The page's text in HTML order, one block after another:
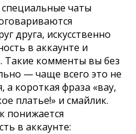
чаты
друга, искусственно
в аккаунте и
Такие комменты вы без
— чаще всего это не
короткая фраза «вау,
платье!» и смайлик.
понижается
в аккаунте: